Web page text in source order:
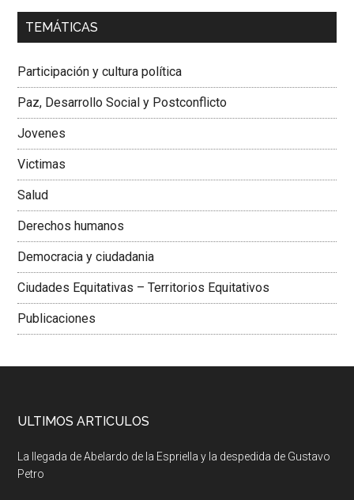
00:00 01:04
Dra. Carolina Corcho Mejía,Presidenta Corporación
Colombiana
TEMÁTICAS
Participación y cultura política
Paz, Desarrollo Social y Postconflicto
Jovenes
Victimas
Salud
Derechos humanos
Democracia y ciudadania
Ciudades Equitativas – Territorios Equitativos
Publicaciones
ULTIMOS ARTICULOS
La llegada de Abelardo de la Espriella y la despedida de Gustavo
Petro